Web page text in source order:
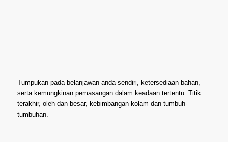
Tumpukan pada belanjawan anda sendiri, ketersediaan bahan,
serta kemungkinan pemasangan dalam keadaan tertentu. Titik
terakhir, oleh dan besar, kebimbangan kolam dan tumbuh-
tumbuhan.